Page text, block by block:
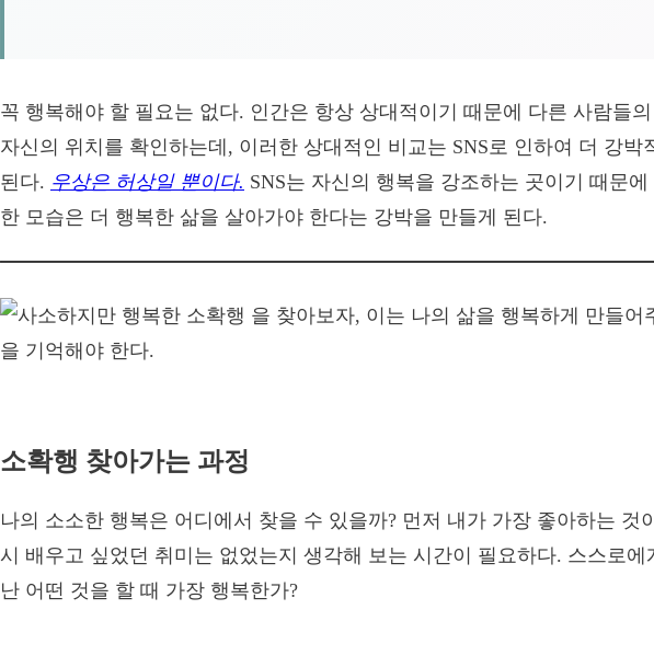
꼭 행복해야 할 필요는 없다. 인간은 항상 상대적이기 때문에 다른 사람들
자신의 위치를 확인하는데, 이러한 상대적인 비교는 SNS로 인하여 더 강박
된다. 우상은 허상일 뿐이다. SNS는 자신의 행복을 강조하는 곳이기 때문
한 모습은 더 행복한 삶을 살아가야 한다는 강박을 만들게 된다.
소확행 찾아가는 과정
나의 소소한 행복은 어디에서 찾을 수 있을까? 먼저 내가 가장 좋아하는 것
시 배우고 싶었던 취미는 없었는지 생각해 보는 시간이 필요하다. 스스로에
난 어떤 것을 할 때 가장 행복한가?